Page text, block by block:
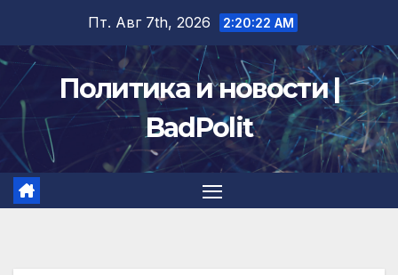
содержимому
Пт. Авг 7th, 2026 2:20:22 AM
Политика и новости |
BadPolit